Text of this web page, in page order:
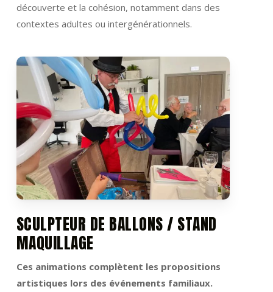
découverte et la cohésion, notamment dans des
contextes adultes ou intergénérationnels.
SCULPTEUR DE BALLONS / STAND
MAQUILLAGE
Ces animations complètent les propositions
artistiques lors des événements familiaux.